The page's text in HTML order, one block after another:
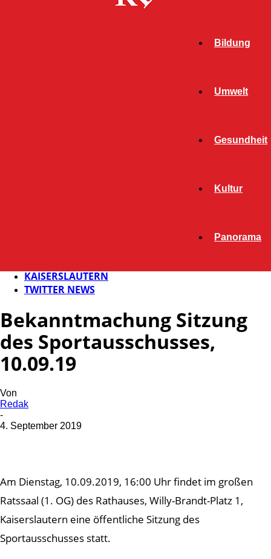
Bildung
Umwelt
Gesundheit
Kultur
Panorama
KAISERSLAUTERN
TWITTER NEWS
Bekanntmachung Sitzung
des Sportausschusses,
10.09.19
Von
Redak
-
4. September 2019
Am Dienstag, 10.09.2019, 16:00 Uhr findet im großen
Ratssaal (1. OG) des Rathauses, Willy-Brandt-Platz 1,
Kaiserslautern eine öffentliche Sitzung des
Sportausschusses statt.